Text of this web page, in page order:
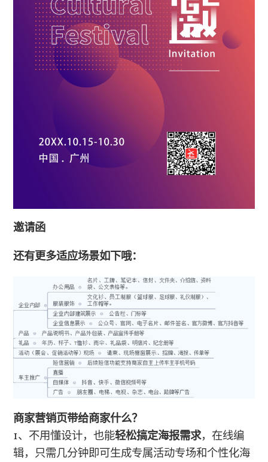
邀请函
还有更多适应场景如下哦：
商家营销页带给商家什么？
1、不用懂设计，也能轻松搞定海报需求，在线编
辑，只需几分钟即可生成专属活动专场和个性化海